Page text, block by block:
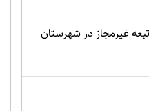
جمع‌آوری ۱۰۰ تبعه غیرمجاز در شهرستان